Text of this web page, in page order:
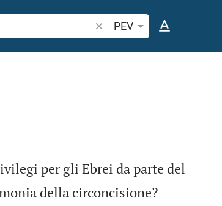
Ricerca verso biblico o parola
PEV
per gli Ebrei da parte del
della circoncisione?